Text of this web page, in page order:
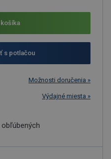
s potlačou
Možnosti doručenia »
Výdajné miesta »